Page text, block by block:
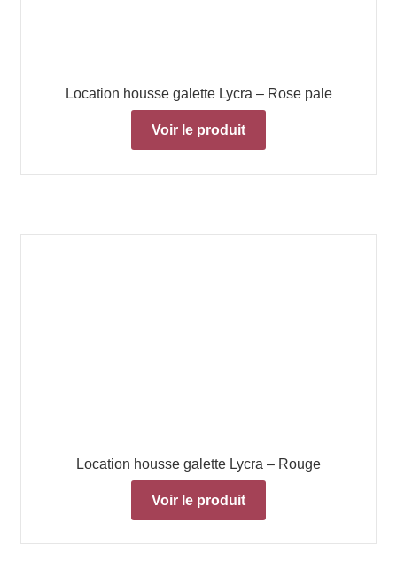
Location housse galette Lycra – Rose pale
Voir le produit
Location housse galette Lycra – Rouge
Voir le produit